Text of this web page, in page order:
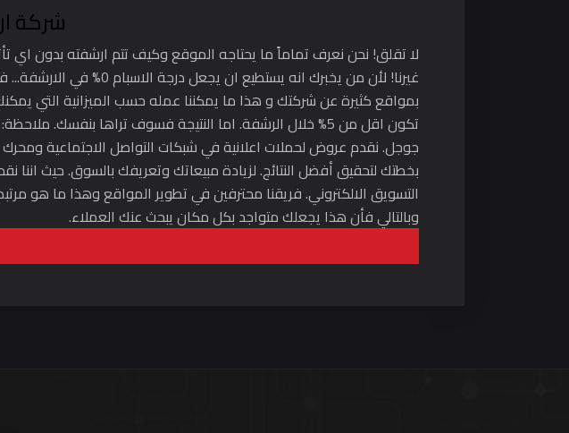
شركة
لا تقلق! نحن نعرف تماماً ما يحتاجه الموقع وكيف تتم ارشفته بدون اي
غيرنا! لأن من يخبرك انه
بمواقع كثيرة عن شركتك و هذا ما يمكننا عمله حسب الميزانية التي
تكون اقل من 5% خلال الرشفة. اما النتيجة فسوف تراها
جوجل. نقدم عروض لحملات اعلانية في شبكات التواصل الاجتماعية ومحرك
بخطتك لتحقيق أفضل النتائج. لزيادة مبيعاتك وتعريفك بالسوق. حيث
التسويق الالكتروني. فريقنا محترفين في تطوير المواقع وهذا ما هو
وبالتالي فأن هذا يجعلك متواجد بكل مكان يبحث عنك العملاء.